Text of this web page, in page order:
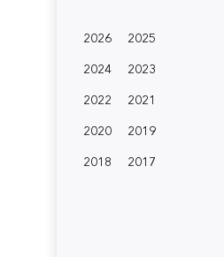
2026
2025
2024
2023
2022
2021
2020
2019
2018
2017